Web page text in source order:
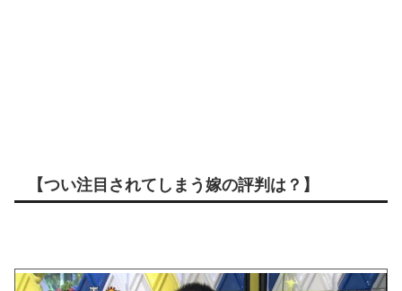
【つい注目されてしまう嫁の評判は？】